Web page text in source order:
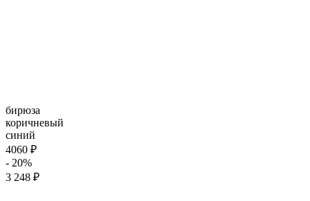
бирюза
коричневый
синий
4060 ₽
- 20%
3 248 ₽